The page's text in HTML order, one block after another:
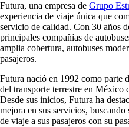
Futura, una empresa de Grupo
experiencia de viaje única que
servicio de calidad. Con 30 años
principales compañías de
amplia cobertura, autobuses
pasajeros.
Futura nació en 1992 como parte
del transporte terrestre en México
Desde sus inicios, Futura ha
mejora en sus servicios,
de viaje a sus pasajeros con su